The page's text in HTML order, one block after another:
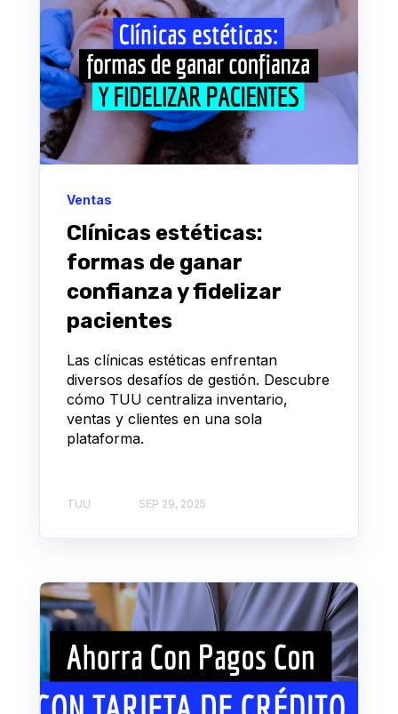
Ventas
Clínicas estéticas:
formas de ganar
confianza y fidelizar
pacientes
Las clínicas estéticas enfrentan
diversos desafíos de gestión. Descubre
cómo TUU centraliza inventario,
ventas y clientes en una sola
plataforma.
TUU SEP 29, 2025